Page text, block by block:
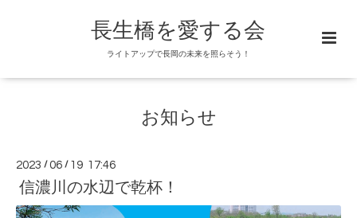
長生橋を愛する会
ライトアップで長岡の未来を照らそう！
お知らせ
2023 /06 / 19 17:46
信濃川の水辺で乾杯！